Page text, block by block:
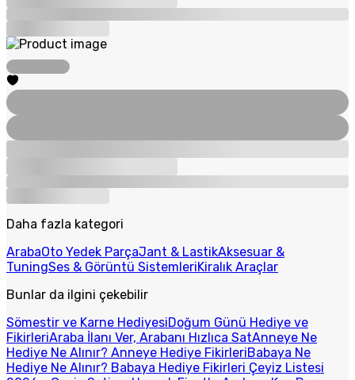
Daha fazla kategori
ArabaOto Yedek ParçaJant & LastikAksesuar &
TuningSes & Görüntü SistemleriKiralık Araçlar
Bunlar da ilgini çekebilir
Sömestir ve Karne HediyesiDoğum Günü Hediye ve
FikirleriAraba İlanı Ver, Arabanı Hızlıca SatAnneye Ne
Hediye Ne Alınır? Anneye Hediye FikirleriBabaya Ne
Hediye Ne Alınır? Babaya Hediye Fikirleri Çeyiz Listesi